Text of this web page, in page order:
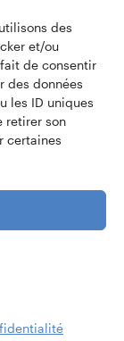
des
et/ou
de consentir
des données
les ID uniques
retirer son
certaines